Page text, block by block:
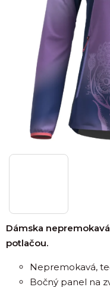
Dámska
potlačou.
Nepremokavá,
Bočný panel na